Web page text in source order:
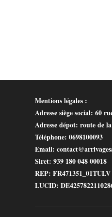
Mentions légales :
Adresse siège social: 60
Adresse dépot: route de
Téléphone: 0698100093
Email:
Siret: 939 180 048 00018
REP: FR471351_01TULV
LUCID: